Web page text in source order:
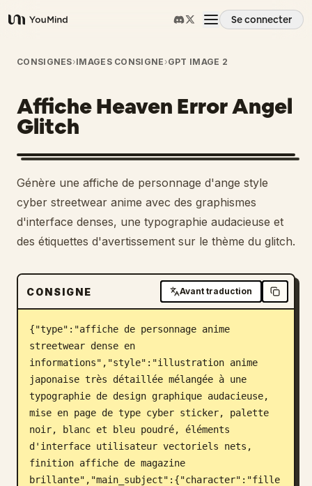
YouMind
Se connecter
Aperçu
Cas d'usage
Compétences
Invites
Tarifs
Télécharger
Blog
Mises à jour
CONSIGNES›IMAGES CONSIGNE ›GPT IMAGE 2
Affiche Heaven Error Angel
Glitch
Génère une affiche de personnage d'ange style
cyber streetwear anime avec des graphismes
d'interface denses, une typographie audacieuse et
des étiquettes d'avertissement sur le thème du glitch.
CONSIGNE Avant traduction
{"type":"affiche de personnage anime
streetwear dense en
informations","style":"illustration anime
japonaise très détaillée mélangée à une
typographie de design graphique audacieuse,
mise en page de type cyber sticker, palette
noir, blanc et bleu poudré, éléments
d'interface utilisateur vectoriels nets,
finition affiche de magazine
brillante","main_subject":{"character":"fille